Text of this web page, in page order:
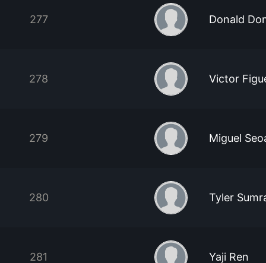
277 Donald
278 Victor
279 Miguel
280 Tyler
281 Yaji Ren